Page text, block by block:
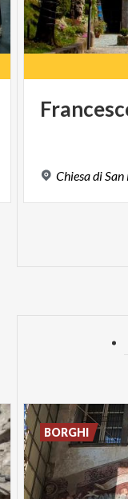
Chiesadi San
BORGHI